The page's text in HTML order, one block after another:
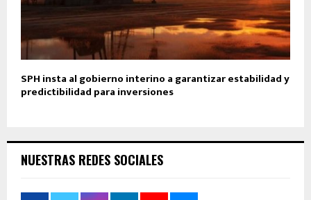
SPH insta al gobierno interino a garantizar estabilidad y
predictibilidad para inversiones
NUESTRAS REDES SOCIALES